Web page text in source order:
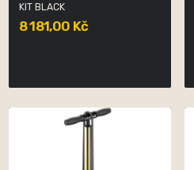
KIT BLACK
8 181,00 Kč